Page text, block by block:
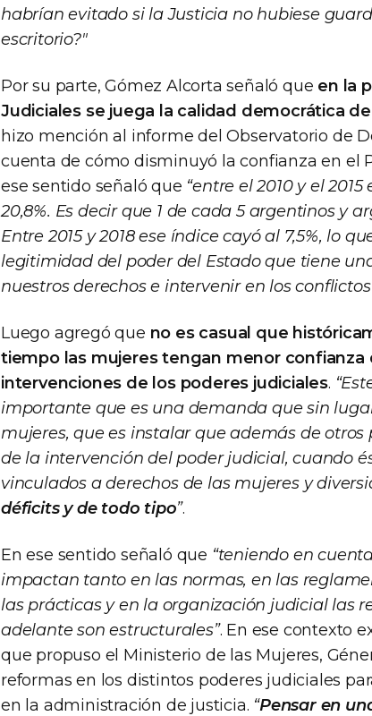
habrían evitado si la Justicia no hubiese
escritorio?"
Por su parte, Gómez Alcorta señaló que en la
Judiciales se juega la calidad democrática
hizo mención al informe del Observatorio de
cuenta de cómo disminuyó la confianza en el
ese sentido señaló que “entre el 2010 y el
20,8%. Es decir que 1 de cada 5 argentinos y
Entre 2015 y 2018 ese índice cayó al 7,5%, lo
legitimidad del poder del Estado que tiene
nuestros derechos e intervenir en los
Luego agregó que no es casual que
tiempo las mujeres tengan menor confianza
intervenciones de los poderes judiciales.
importante que es una demanda que sin
mujeres, que es instalar que además de
de la intervención del poder judicial, cuando
vinculados a derechos de las mujeres y
déficits y de todo tipo”.
En ese sentido señaló que “teniendo en
impactan tanto en las normas, en las
las prácticas y en la organización judicial las
adelante son estructurales”. En ese contexto
que propuso el Ministerio de las Mujeres,
reformas en los distintos poderes judiciales
en la administración de justicia. “Pensar en